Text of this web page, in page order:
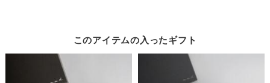
このアイテムの入ったギフト